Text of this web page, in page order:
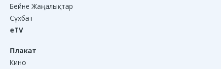
Бейне Жаңалықтар
Сұхбат
eTV
Плакат
Кино